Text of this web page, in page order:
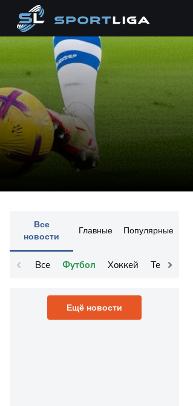
Все
новости
Главные Популярные
Все Футбол Хоккей Теннис
Ещё новости